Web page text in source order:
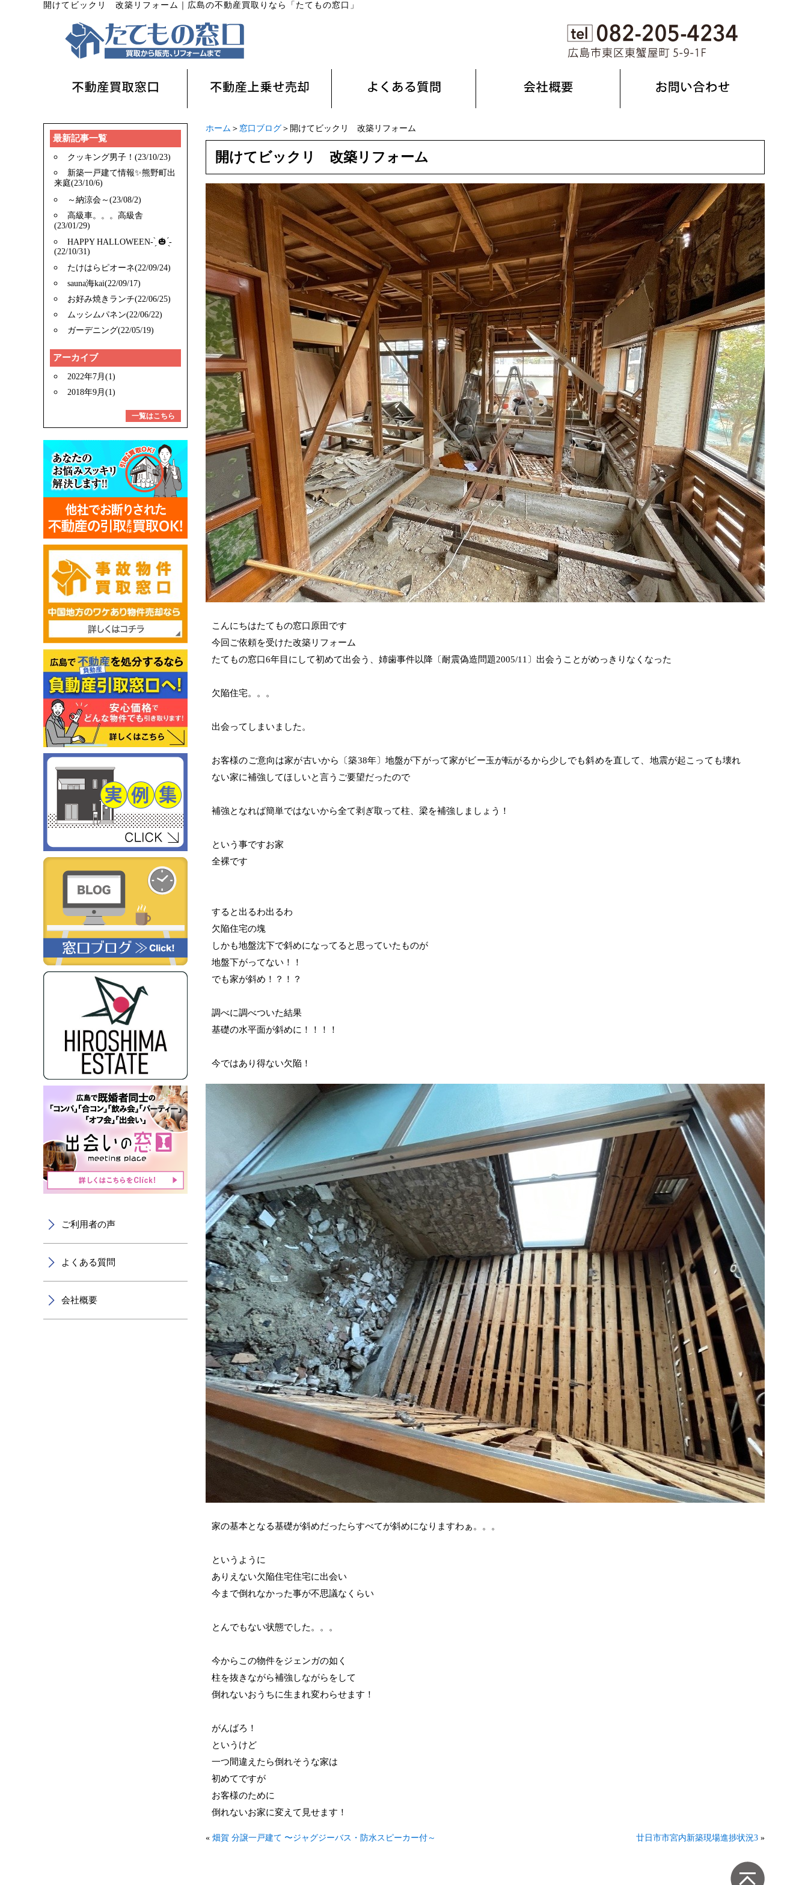
開けてビックリ 改築リフォーム 広島の不動産買取りなら「たてもの窓口」
ホーム ＞ 窓口ブログ ＞開けてビックリ 改築リフォーム
開けてビックリ 改築リフォーム
こんにちはたてもの窓口原田です
今回ご依頼を受けた改築リフォーム
たてもの窓口6年目にして初めて出会う、姉歯事件以降〔耐震偽造問題2005/11〕出会うことがめっきりなくなった
欠陥住宅。。。
出会ってしまいました。
お客様のご意向は家が古いから〔築38年〕地盤が下がって家がビー玉が転がるから少しでも斜めを直して、地震が起こっても壊れ
ない家に補強してほしいと言うご要望だったので
補強となれば簡単ではないから全て剥ぎ取って柱、梁を補強しましょう！
という事ですお家
全裸です
すると出るわ出るわ
欠陥住宅の塊
しかも地盤沈下で斜めになってると思っていたものが
地盤下がってない！！
でも家が斜め！？！？
調べに調べついた結果
基礎の水平面が斜めに！！！！
今ではあり得ない欠陥！
家の基本となる基礎が斜めだったらすべてが斜めになりますわぁ。。。
というように
ありえない欠陥住宅住宅に出会い
今まで倒れなかった事が不思議なくらい
とんでもない状態でした。。。
今からこの物件をジェンガの如く
柱を抜きながら補強しながらをして
倒れないおうちに生まれ変わらせます！
がんばろ！
というけど
一つ間違えたら倒れそうな家は
初めてですが
お客様のために
倒れないお家に変えて見せます！
« 畑賀 分譲一戸建て 〜ジャグジーバス・防水スピーカー付～ 廿日市市宮内新築現場進捗状況3 »
最新記事一覧
クッキング男子！(23/10/23)
新築一戸建て情報✨️熊野町出
来庭(23/10/6)
～納涼会～(23/08/2)
高級車。。。高級舎
(23/01/29)
HAPPY HALLOWEEN- ̗̀ 🎃 ̖́-
(22/10/31)
たけはらピオーネ(22/09/24)
sauna海kai(22/09/17)
お好み焼きランチ(22/06/25)
ムッシムパネン(22/06/22)
ガーデニング(22/05/19)
アーカイブ
2022年7月(1)
2018年9月(1)
一覧はこちら
ご利用者の声
よくある質問
会社概要